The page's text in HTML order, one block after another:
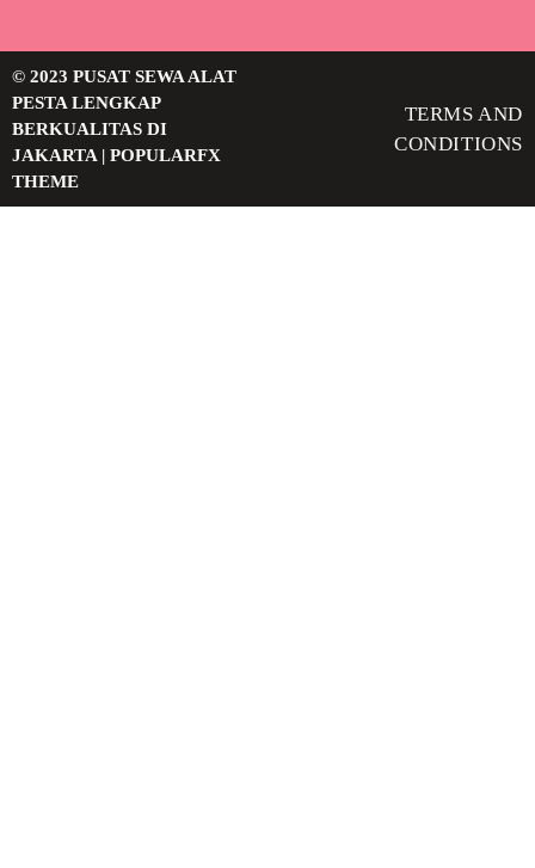
© 2023 PUSAT SEWA ALAT
PESTA LENGKAP
BERKUALITAS DI
JAKARTA | POPULARFX
THEME
TERMS AND
CONDITIONS